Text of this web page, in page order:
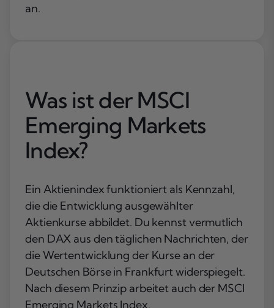
an.
Was ist der MSCI
Emerging Markets
Index?
Ein Aktienindex funktioniert als Kennzahl,
die die Entwicklung ausgewählter
Aktienkurse abbildet. Du kennst vermutlich
den DAX aus den täglichen Nachrichten, der
die Wertentwicklung der Kurse an der
Deutschen Börse in Frankfurt widerspiegelt.
Nach diesem Prinzip arbeitet auch der MSCI
Emerging Markets Index.